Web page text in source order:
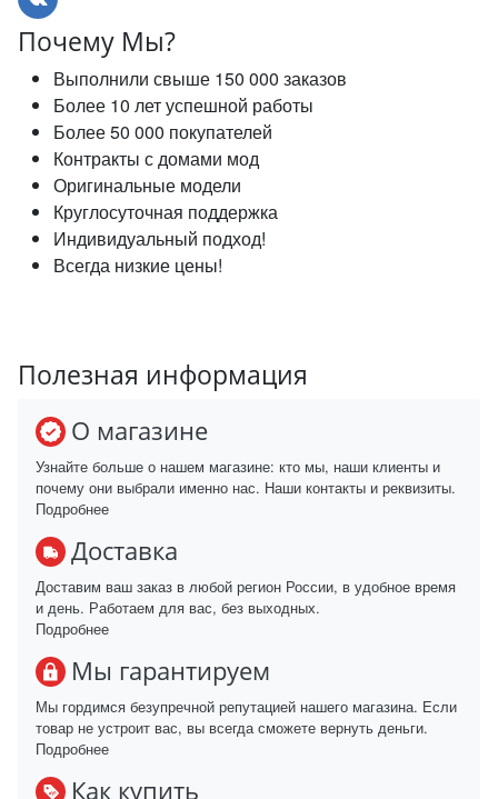
Почему Мы?
Выполнили свыше 150 000 заказов
Более 10 лет успешной работы
Более 50 000 покупателей
Контракты с домами мод
Оригинальные модели
Круглосуточная поддержка
Индивидуальный подход!
Всегда низкие цены!
Полезная информация
О магазине
Узнайте больше о нашем магазине: кто мы, наши клиенты и
почему они выбрали именно нас. Наши контакты и реквизиты.
Подробнее
Доставка
Доставим ваш заказ в любой регион России, в удобное время
и день. Работаем для вас, без выходных.
Подробнее
Мы гарантируем
Мы гордимся безупречной репутацией нашего магазина. Если
товар не устроит вас, вы всегда сможете вернуть деньги.
Подробнее
Как купить